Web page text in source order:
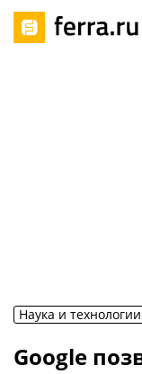
Наука и технологии
Google